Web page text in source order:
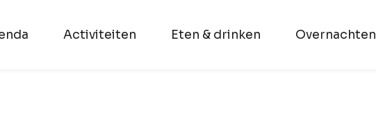
Activiteiten Eten & drinken Overnachten